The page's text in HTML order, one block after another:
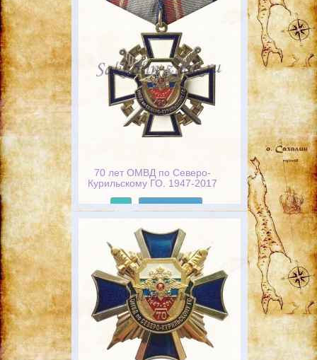
70 лет ОМВД по Северо-
Курильскому ГО. 1947-2017